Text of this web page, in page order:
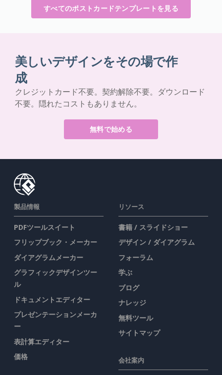
すべてのポストカードテンプレートを見る
美しいデザインをその場で作
成
クレジットカード不要。契約解除不要。ダウンロード
不要。隠れたコストもありません。
無料で始める
製品情報
PDFツールスイート
フリップブック・メーカー
ダイアグラムメーカー
グラフィックデザインツー
ル
ドキュメントエディター
プレゼンテーションメーカ
ー
表計算エディター
価格
リソース
書籍 / スライドショー
デザイン / ダイアグラム
フォーラム
学ぶ
ブログ
ナレッジ
無料ツール
サイトマップ
会社案内